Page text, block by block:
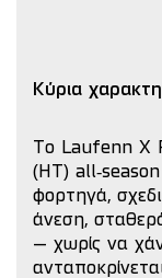
Κύρια
Το Laufenn X
(HT)
φορτηγά,
άνεση,
– χωρίς να